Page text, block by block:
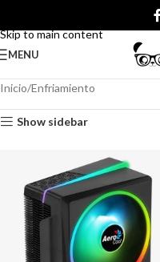
Skip to main content
MENU
Inicio Enfriamiento
Show sidebar